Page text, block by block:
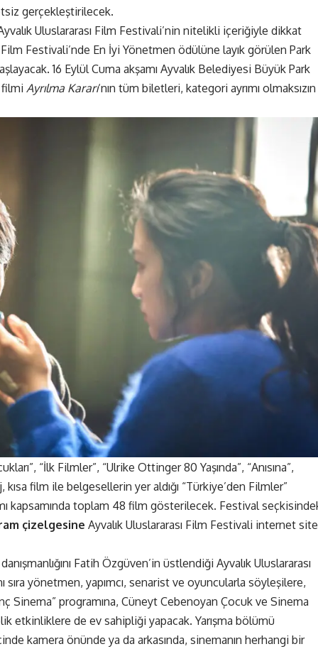
gerçekleştirilecek.
Uluslararası Film Festivali’nin nitelikli içeriğiyle dikkat
Festivali’nde En İyi Yönetmen ödülüne layık görülen Park
16 Eylül Cuma akşamı Ayvalık Belediyesi Büyük Park
filmi Ayrılma Kararı‘nın tüm biletleri, kategori ayrımı olmaksızın
“İlk Filmler”, “Ulrike Ottinger 80 Yaşında”, “Anısına”,
film ile belgesellerin yer aldığı “Türkiye’den Filmler”
kapsamında toplam 48 film gösterilecek. Festival
çizelgesine Ayvalık Uluslararası Film Festivali internet
Fatih Özgüven’in üstlendiği Ayvalık Uluslararası
yönetmen, yapımcı, senarist ve oyuncularla söyleşilere,
Sinema” programına, Cüneyt Cebenoyan Çocuk ve Sinema
etkinliklere de ev sahipliği yapacak. Yarışma bölümü
kamera önünde ya da arkasında, sinemanın herhangi bir